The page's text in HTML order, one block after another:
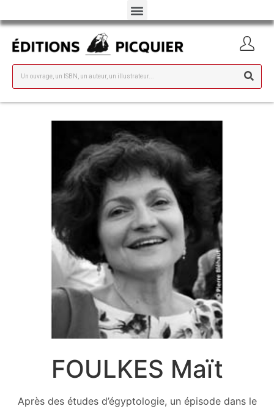
FOULKES Maït
Après des études d’égyptologie, un épisode dans le